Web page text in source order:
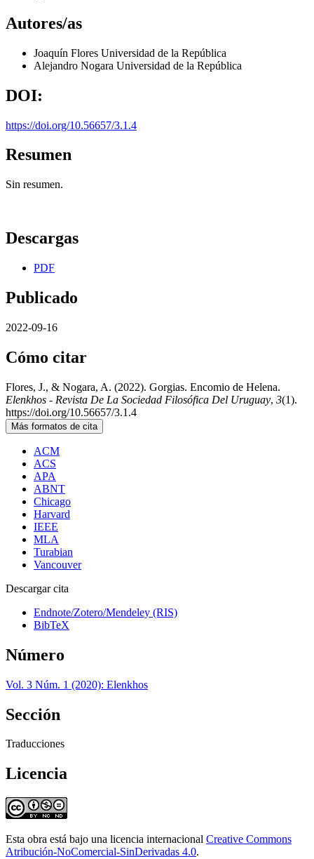
Autores/as
Joaquín Flores Universidad de la República
Alejandro Nogara Universidad de la República
DOI:
https://doi.org/10.56657/3.1.4
Resumen
Sin resumen.
Descargas
PDF
Publicado
2022-09-16
Cómo citar
Flores, J., & Nogara, A. (2022). Gorgias. Encomio de Helena.
Elenkhos - Revista De La Sociedad Filosófica Del Uruguay, 3(1).
https://doi.org/10.56657/3.1.4
Más formatos de cita
ACM
ACS
APA
ABNT
Chicago
Harvard
IEEE
MLA
Turabian
Vancouver
Descargar cita
Endnote/Zotero/Mendeley (RIS)
BibTeX
Número
Vol. 3 Núm. 1 (2020): Elenkhos
Sección
Traducciones
Licencia
Esta obra está bajo una licencia internacional Creative Commons
Atribución-NoComercial-SinDerivadas 4.0.